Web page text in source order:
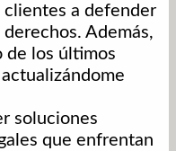
clientes a defender
Además,
de los últimos
soluciones
que enfrentan